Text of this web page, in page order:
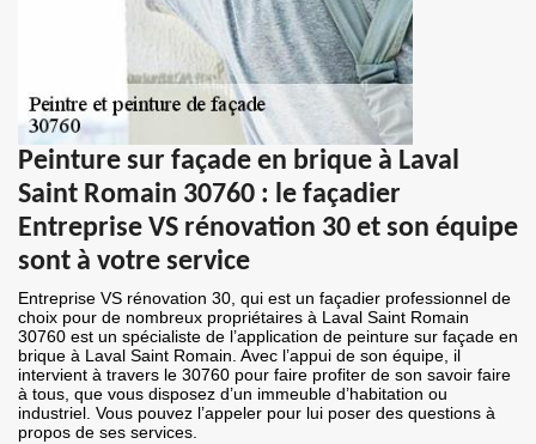
Peinture sur façade en brique à Laval
Saint Romain 30760 : le façadier
Entreprise VS rénovation 30 et son équipe
sont à votre service
Entreprise VS rénovation 30, qui est un façadier professionnel de
choix pour de nombreux propriétaires à Laval Saint Romain
30760 est un spécialiste de l’application de peinture sur façade en
brique à Laval Saint Romain. Avec l’appui de son équipe, il
intervient à travers le 30760 pour faire profiter de son savoir faire
à tous, que vous disposez d’un immeuble d’habitation ou
industriel. Vous pouvez l’appeler pour lui poser des questions à
propos de ses services.